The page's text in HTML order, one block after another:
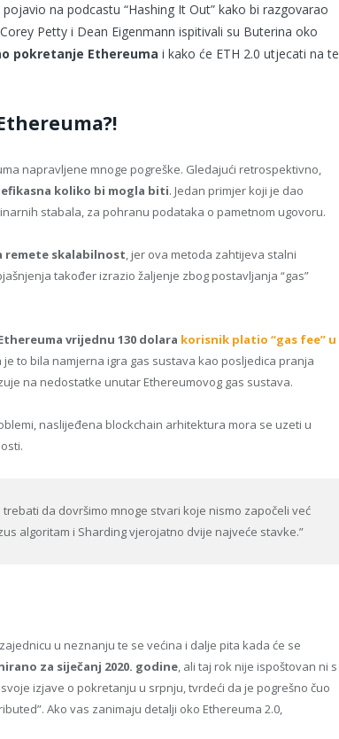
na podcastu “Hashing It Out” kako bi razgovarao
Petty i Dean Eigenmann ispitivali su Buterina oko
pokretanje Ethereuma i kako će ETH 2.0 utjecati na te
napravljene mnoge pogreške. Gledajući retrospektivno,
koliko bi mogla biti. Jedan primjer koji je dao
stabala, za pohranu podataka o pametnom ugovoru.
remete skalabilnost, jer ova metoda zahtijeva stalni
također izrazio žaljenje zbog postavljanja “gas”
vrijednu 130 dolara korisnik platio “gas fee” u
je to bila namjerna igra gas sustava kao posljedica pranja
na nedostatke unutar Ethereumovog gas sustava.
naslijeđena blockchain arhitektura mora se uzeti u
da dovršimo mnoge stvari koje nismo započeli već
algoritam i Sharding vjerojatno dvije najveće stavke.”
u neznanju te se većina i dalje pita kada će se
za siječanj 2020. godine, ali taj rok nije ispoštovan ni s
izjave o pokretanju u srpnju, tvrdeći da je pogrešno čuo
Ako vas zanimaju detalji oko Ethereuma 2.0,